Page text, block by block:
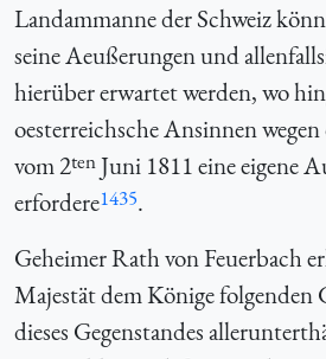
Landammanne der Schweiz
seine Aeußerungen und
hierüber erwartet werden, wo
oesterreichsche Ansinnen
vom 2tenJuni 1811 eine eigene
erfordere1435.
Geheimer Rath von Feuerbach
Majestät dem Könige folgenden
dieses Gegenstandes